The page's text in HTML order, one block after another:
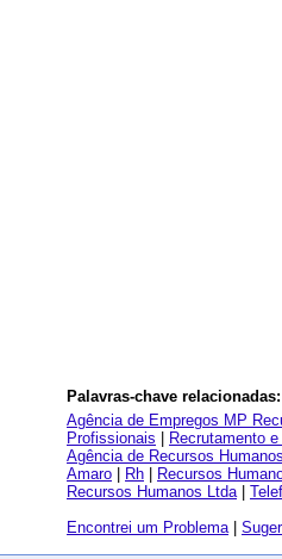
Palavras-chave relacionadas:
Agência de Empregos MP
Profissionais
Recrutamento
Agência de Recursos Humanos
Amaro
Rh Recursos
Recursos Humanos Ltda|
Encontrei um Problema|